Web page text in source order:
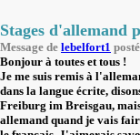
Stages d'allemand
Message de lebelfort1
Bonjour à toutes et tous !
Je me suis remis à
dans la langue écrite,
Freiburg im Breisgau,
allemand quand je vais